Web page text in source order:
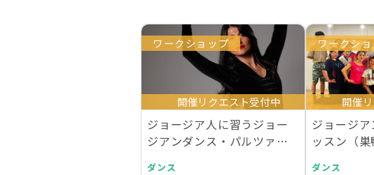
ワークショップ
開催リクエスト受付中
ジョージア人に習うジョー
ジアンダンス・パルツァ振
ダンス
ワークシ
開催
ジョージ
ッスン（巣
ダンス